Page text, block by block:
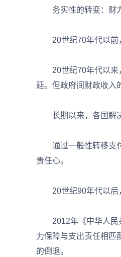
务实性的转变：财力
20世纪70年代以前，
20世纪70年代以来，
延。但政府间财政收入
长期以来，各国解决
通过一般性转移支付
责任心。
20世纪90年代以后，
2012年《中华人民共
力保障与支出责任相匹
的倒退。